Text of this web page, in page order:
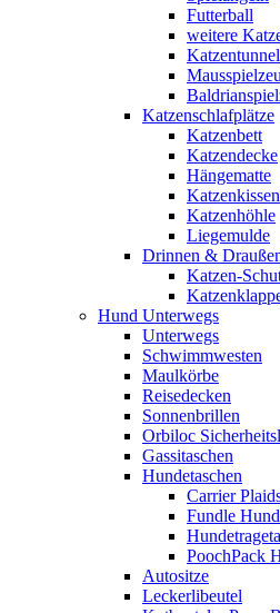
Futterball
weitere
Katzentunnel
Katzenschlafplätze
Katzenbett
Katzendecke
Hängematte
Katzenkissen
Katzenhöhle
Liegemulde
Drinnen &
Katzen-
Hund Unterwegs
Unterwegs
Schwimmwesten
Maulkörbe
Reisedecken
Sonnenbrillen
Orbiloc
Gassitaschen
Hundetaschen
Carrier
Fundle
PoochPack
Autositze
Leckerlibeutel